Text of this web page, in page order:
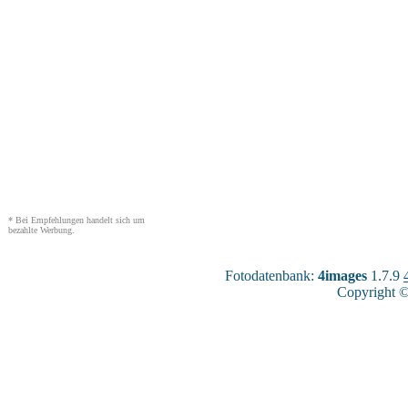
* Bei Empfehlungen handelt sich um
bezahlte Werbung.
Fotodatenbank: 4images 1.7.9
Copyright